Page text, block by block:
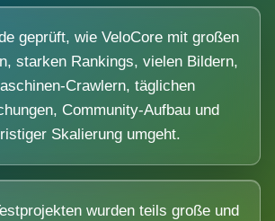
geprüft, wie VeloCore mit großen
starken Rankings, vielen Bildern,
Crawlern, täglichen
Community-Aufbau und
Skalierung umgeht.
wurden teils große und